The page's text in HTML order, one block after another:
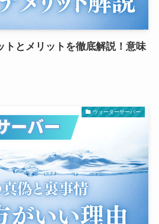
トとメリットを徹底解説！意味
ウォーターサーバー